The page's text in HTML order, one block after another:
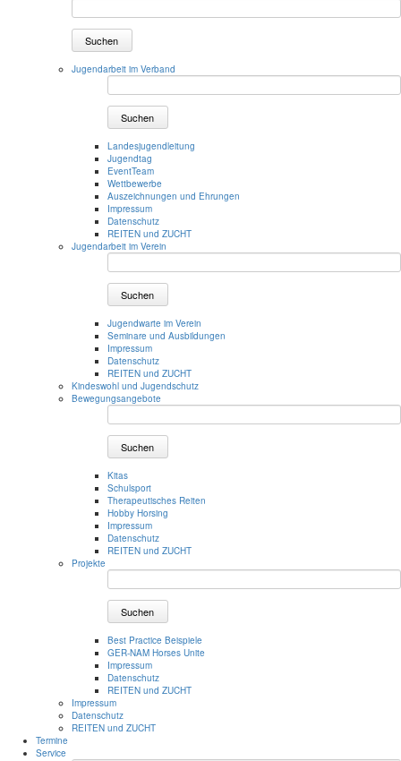
Suchen
Jugendarbeit im Verband
Suchen
Landesjugendleitung
Jugendtag
EventTeam
Wettbewerbe
Auszeichnungen und Ehrungen
Impressum
Datenschutz
REITEN und ZUCHT
Jugendarbeit im Verein
Suchen
Jugendwarte im Verein
Seminare und Ausbildungen
Impressum
Datenschutz
REITEN und ZUCHT
Kindeswohl und Jugendschutz
Bewegungsangebote
Suchen
Kitas
Schulsport
Therapeutisches Reiten
Hobby Horsing
Impressum
Datenschutz
REITEN und ZUCHT
Projekte
Suchen
Best Practice Beispiele
GER-NAM Horses Unite
Impressum
Datenschutz
REITEN und ZUCHT
Impressum
Datenschutz
REITEN und ZUCHT
Termine
Service